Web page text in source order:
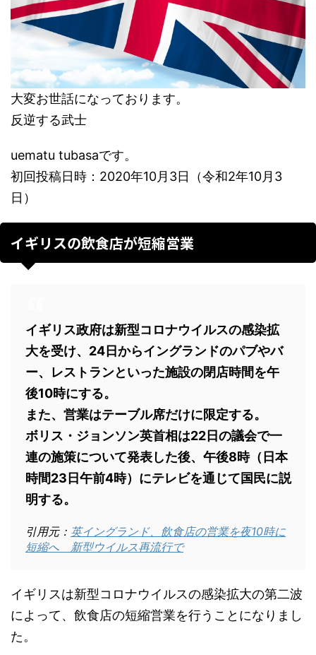
大変お世話になっております。
反逆する武士
uematu tubasaです。
初回投稿日時：2020年10月3日（令和2年10月3
日）
イギリスの飲食店が短縮営業
イギリス政府は新型コロナウイルスの感染拡
大を受け、24日からイングランドのパブやバ
ー、レストランといった施設の閉店時間を午
後10時にする。
また、営業はテーブル席だけに限定する。
ボリス・ジョンソン英首相は22日の議会で一
連の施策について発表した後、午後8時（日本
時間23日午前4時）にテレビを通じて国民に説
明する。
引用元： 英イングランド、飲食店の営業を夜10時に
短縮へ 新型ウイルス再流行で
イギリスは新型コロナウイルスの感染拡大の第二波
によって、飲食店の短縮営業を行うことになりまし
た。